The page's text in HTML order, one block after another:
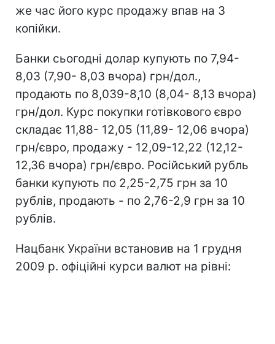
же час його курс продажу впав на 3
копійки.
Банки сьогодні долар купують по 7,94-
8,03 (7,90- 8,03 вчора) грн/дол.,
продають по 8,039-8,10 (8,04- 8,13 вчора)
грн/дол. Курс покупки готівкового євро
складає 11,88- 12,05 (11,89- 12,06 вчора)
грн/євро, продажу - 12,09-12,22 (12,12-
12,36 вчора) грн/євро. Російський рубль
банки купують по 2,25-2,75 грн за 10
рублів, продають - по 2,76-2,9 грн за 10
рублів.
Нацбанк України встановив на 1 грудня
2009 р. офіційні курси валют на рівні: